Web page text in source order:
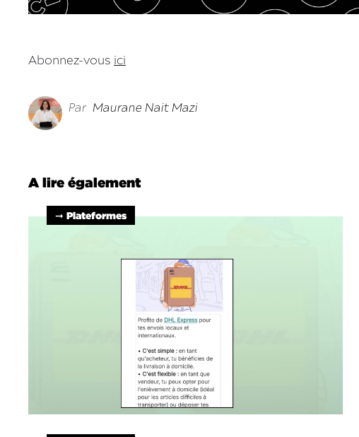
Abonnez-vous ici
Par Maurane Nait Mazi
A lire également
➞ Plateformes